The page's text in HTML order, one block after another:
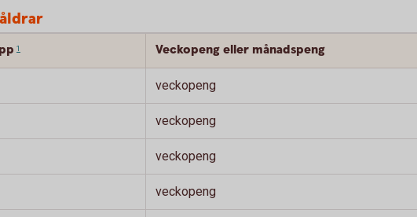
1 Veckopeng eller månadspeng
veckopeng
veckopeng
veckopeng
veckopeng